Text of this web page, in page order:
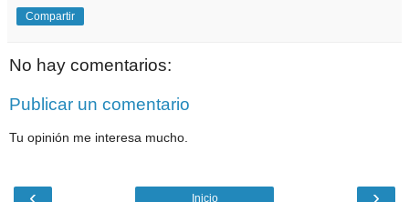
Compartir
No hay comentarios:
Publicar un comentario
Tu opinión me interesa mucho.
Inicio